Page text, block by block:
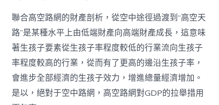
聯合高空路網的財產剖析，從空中途徑過渡到“高空天
路”是某種水平上由低端財產向高端財產成長，這意味
著生孩子要素從生孩子率程度較低的行業流向生孩子
率程度較高的行業，從而有了更高的邊沿生孩子率，
會進步全部經濟的生孩子效力，增進總量經濟增加。
是以，絕對于空中路網，高空路網對GDP的拉舉措用